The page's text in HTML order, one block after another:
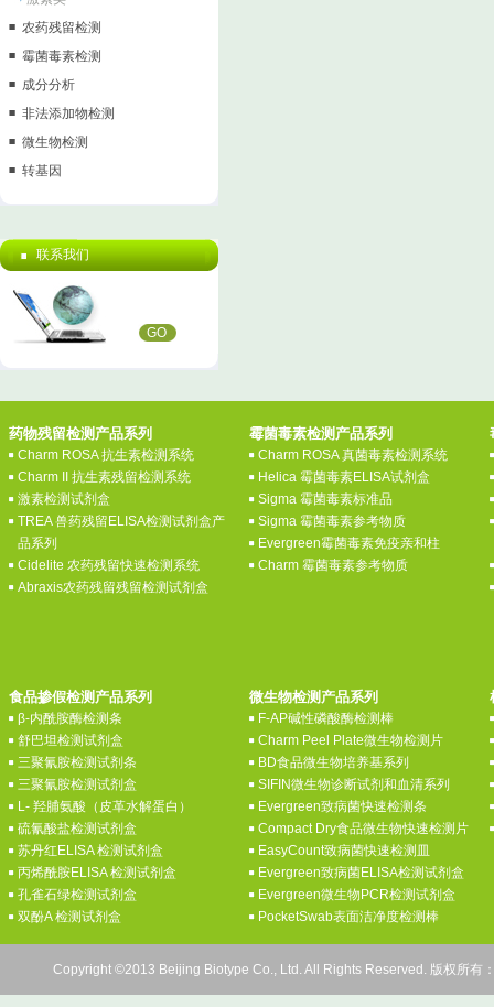
农药残留检测
霉菌毒素检测
成分分析
非法添加物检测
微生物检测
转基因
联系我们
GO
药物残留检测产品系列
Charm ROSA 抗生素检测系统
Charm II 抗生素残留检测系统
激素检测试剂盒
TREA 兽药残留ELISA检测试剂盒产
品系列
Cidelite 农药残留快速检测系统
Abraxis农药残留残留检测试剂盒
霉菌毒素检测产品系列
Charm ROSA 真菌毒素检测系统
Helica 霉菌毒素ELISA试剂盒
Sigma 霉菌毒素标准品
Sigma 霉菌毒素参考物质
Evergreen霉菌毒素免疫亲和柱
Charm 霉菌毒素参考物质
食品掺假检测产品系列
β-内酰胺酶检测条
舒巴坦检测试剂盒
三聚氰胺检测试剂条
三聚氰胺检测试剂盒
L- 羟脯氨酸（皮革水解蛋白）
硫氰酸盐检测试剂盒
苏丹红ELISA 检测试剂盒
丙烯酰胺ELISA 检测试剂盒
孔雀石绿检测试剂盒
双酚A 检测试剂盒
微生物检测产品系列
F-AP碱性磷酸酶检测棒
Charm Peel Plate微生物检测片
BD食品微生物培养基系列
SIFIN微生物诊断试剂和血清系列
Evergreen致病菌快速检测条
Compact Dry食品微生物快速检测片
EasyCount致病菌快速检测皿
Evergreen致病菌ELISA检测试剂盒
Evergreen微生物PCR检测试剂盒
PocketSwab表面洁净度检测棒
Copyright ©2013 Beijing Biotype Co., Ltd. All Rights Reserved. 版权所有